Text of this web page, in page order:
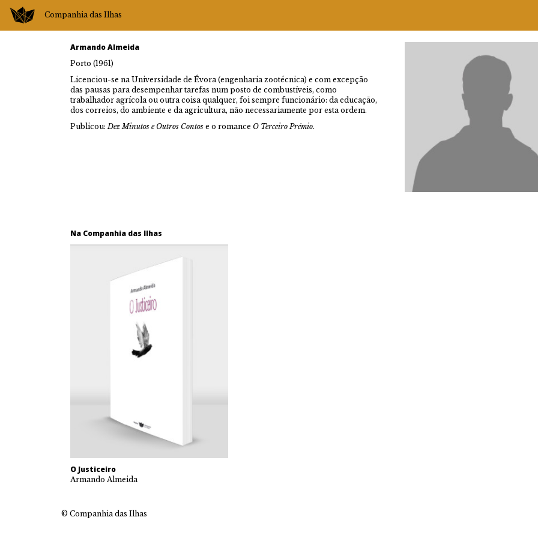
Companhia das Ilhas
Armando Almeida
Porto (1961)
Licenciou-se na Universidade de Évora (engenharia zootécnica) e com excepção
das pausas para desempenhar tarefas num posto de combustíveis, como
trabalhador agrícola ou outra coisa qualquer, foi sempre funcionário: da educação,
dos correios, do ambiente e da agricultura, não necessariamente por esta ordem.
Publicou:Dez Minutos e Outros Contos e o romance O Terceiro Prémio.
Na Companhia das Ilhas
O Justiceiro
Armando Almeida
© Companhia das Ilhas